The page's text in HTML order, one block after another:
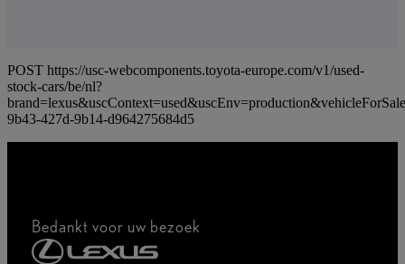
POST https://usc-webcomponents.toyota-europe.com/v1/used-
stock-cars/be/nl?
9b43-427d-9b14-d964275684d5
Bedankt voor uw bezoek